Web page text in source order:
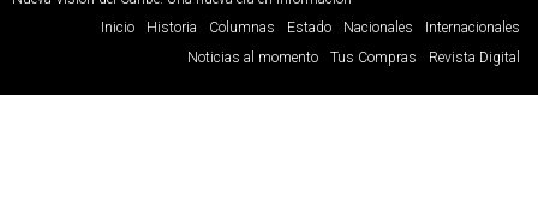
Inicio
Historia Columnas Estado Nacionales
Internacionales
Noticias al momento
Tus Compras Revista Digital